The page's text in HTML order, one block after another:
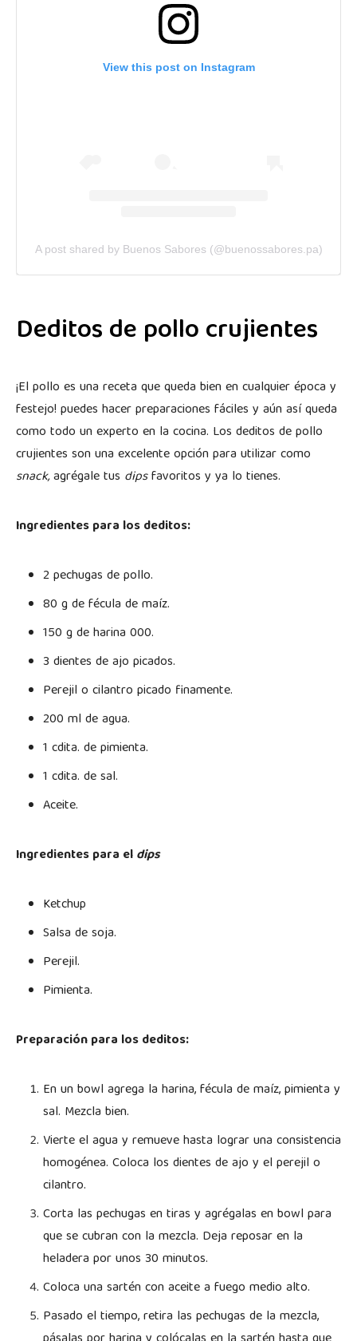
View this post on Instagram
A post shared by Buenos Sabores (@buenossabores.pa)
Deditos de pollo crujientes
¡El pollo es una receta que queda bien en cualquier época y
festejo! puedes hacer preparaciones fáciles y aún así queda
como todo un experto en la cocina. Los deditos de pollo
crujientes son una excelente opción para utilizar como
snack,agrégale tus dipsfavoritos y ya lo tienes.
Ingredientes para los deditos:
2 pechugas de pollo.
80 g de fécula de maíz.
150 g de harina 000.
3 dientes de ajo picados.
Perejil o cilantro picado finamente.
200 ml de agua.
1 cdita. de pimienta.
1 cdita. de sal.
Aceite.
Ingredientes para eldips
Ketchup
Salsa de soja.
Perejil.
Pimienta.
Preparación para los deditos:
En un bowl agrega la harina, fécula de maíz, pimienta y
sal. Mezcla bien.
Vierte el agua y remueve hasta lograr una consistencia
homogénea. Coloca los dientes de ajo y el perejil o
cilantro.
Corta las pechugas en tiras y agrégalas en bowl para
que se cubran con la mezcla. Deja reposar en la
heladera por unos 30 minutos.
Coloca una sartén con aceite a fuego medio alto.
Pasado el tiempo, retira las pechugas de la mezcla,